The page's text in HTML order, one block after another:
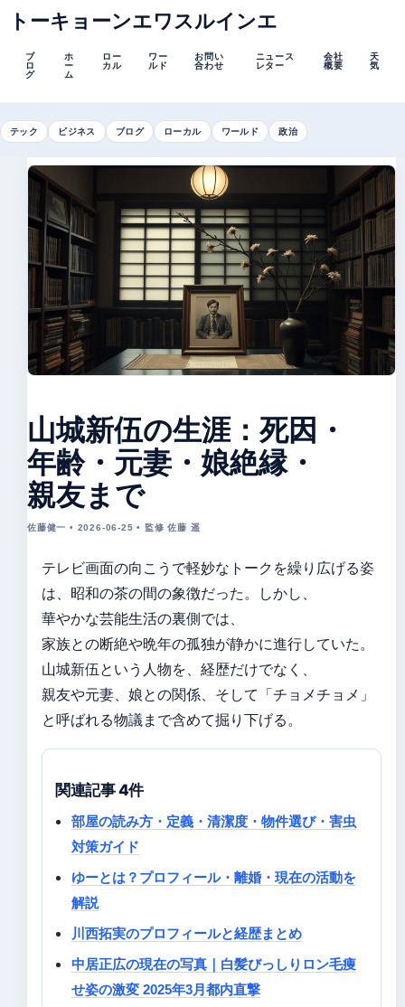
トーキョーンエワスルインエ
ブ
ロ
グ
ホ
ー
ム
ロー
カル
ワー
ルド
お問い
合わせ
ニュース
レター
会社
概要
天
気
テック ビジネス ブログ ローカル ワールド 政治
山城新伍の生涯：死因・
年齢・元妻・娘絶縁・
親友まで
佐藤健一 • 2026-06-25 • 監修 佐藤 遥
テレビ画面の向こうで軽妙なトークを繰り広げる姿
は、昭和の茶の間の象徴だった。しかし、
華やかな芸能生活の裏側では、
家族との断絶や晩年の孤独が静かに進行していた。
山城新伍という人物を、経歴だけでなく、
親友や元妻、娘との関係、そして「チョメチョメ」
と呼ばれる物議まで含めて掘り下げる。
関連記事 4件
部屋の読み方・定義・清潔度・物件選び・害虫
対策ガイド
ゆーとは？プロフィール・離婚・現在の活動を
解説
川西拓実のプロフィールと経歴まとめ
中居正広の現在の写真｜白髪びっしりロン毛痩
せ姿の激変 2025年3月都内直撃